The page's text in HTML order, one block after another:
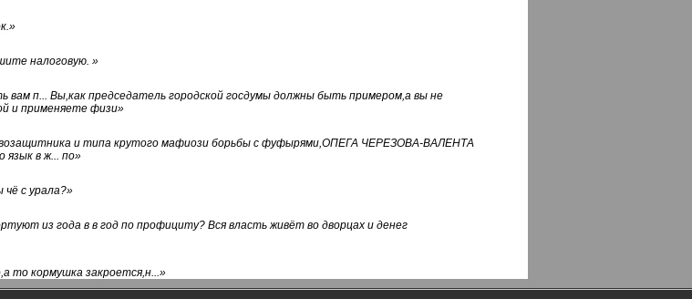
»
налоговую. »
вам п... Вы,как председатель городской госдумы должны быть примером,а вы не
и применяете физи»
и типа крутого мафиози борьбы с фуфырями,ОПЕГА ЧЕРЕЗОВА-ВАЛЕНТА
язык в ж... по»
с урала?»
из года в в год по профициту? Вся власть живёт во дворцах и денег
то кормушка закроется,н...»